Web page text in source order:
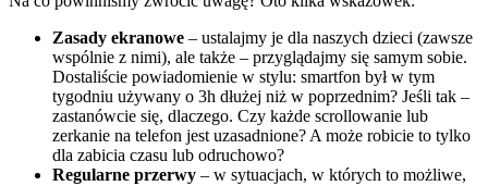
Zasady ekranowe – ustalajmy je dla naszych dzieci (zawsze
wspólnie z nimi), ale także – przyglądajmy się samym sobie.
Dostaliście powiadomienie w stylu: smartfon był w tym
tygodniu używany o 3h dłużej niż w poprzednim? Jeśli tak –
zastanówcie się, dlaczego. Czy każde scrollowanie lub
zerkanie na telefon jest uzasadnione? A może robicie to tylko
dla zabicia czasu lub odruchowo?
Regularne przerwy – w sytuacjach, w których to możliwe,